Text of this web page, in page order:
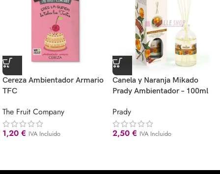
Cereza Ambientador Armario
TFC
The Fruit Company
1,20 € IVA Incluido
Canela y Naranja Mikado
Prady Ambientador – 100ml
Prady
2,50 € IVA Incluido